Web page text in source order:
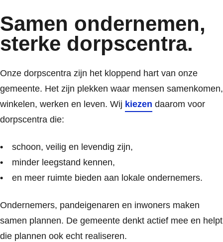
Samen ondernemen,
sterke dorpscentra.
Onze dorpscentra zijn het kloppend hart van onze
gemeente. Het zijn plekken waar mensen samenkomen,
winkelen, werken en leven. Wij kiezen daarom voor
dorpscentra die:
schoon, veilig en levendig zijn,
minder leegstand kennen,
en meer ruimte bieden aan lokale ondernemers.
Ondernemers, pandeigenaren en inwoners maken
samen plannen. De gemeente denkt actief mee en helpt
die plannen ook echt realiseren.